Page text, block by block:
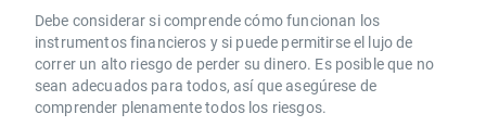
Debe considerar si comprende cómo funcionan los
instrumentos financieros y si puede permitirse el lujo de
correr un alto riesgo de perder su dinero. Es posible que no
sean adecuados para todos, así que asegúrese de
comprender plenamente todos los riesgos.